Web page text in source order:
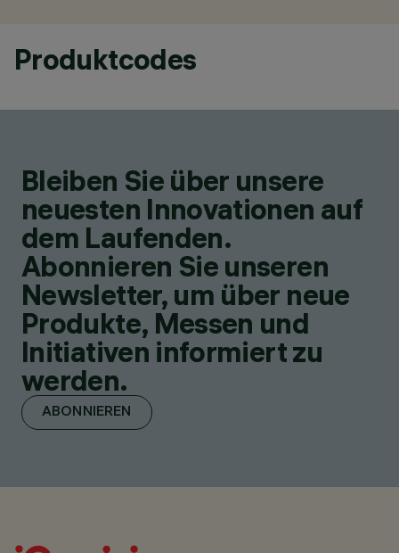
Produktcodes
Bleiben Sie über unsere
neuesten Innovationen auf
dem Laufenden.
Abonnieren Sie unseren
Newsletter, um über neue
Produkte, Messen und
Initiativen informiert zu
werden.
ABONNIEREN